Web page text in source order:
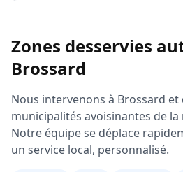
Zones desservies
Brossard
Nous intervenons à Brossard et
municipalités avoisinantes de
Notre équipe se déplace
un service local, personnalisé.